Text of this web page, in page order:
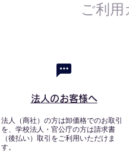
ご利用
法人のお客様へ
法人（商社）の方は卸価格でのお取引
を、学校法人・官公庁の方は請求書
（後払い）取引をご利用いただけま
す。